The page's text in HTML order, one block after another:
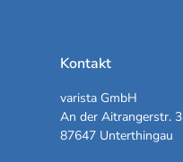
Kontakt
varista GmbH
An der Aitrangerstr. 3
87647 Unterthingau